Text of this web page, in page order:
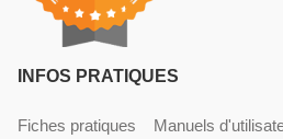
INFOS PRATIQUES
Fiches pratiques
Manuels